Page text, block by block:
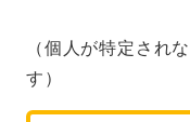
（個人が特定され
す）